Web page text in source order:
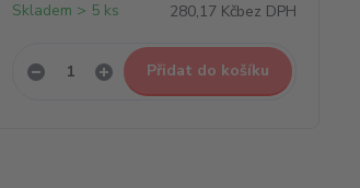
280,17 Kčbez DPH
Skladem > 5 ks
Přidat do košíku